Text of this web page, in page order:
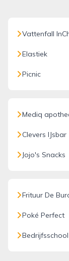
Vattenfall
Elastiek
Picnic
Mediq
Clevers IJsbar
Jojo's Snacks
Frituur De
Poké Perfect